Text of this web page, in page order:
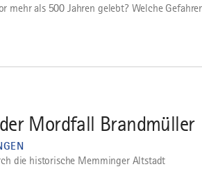
mehr als 500 Jahren gelebt? Welche
Mordfall Brandmüller
die historische Memminger Altstadt